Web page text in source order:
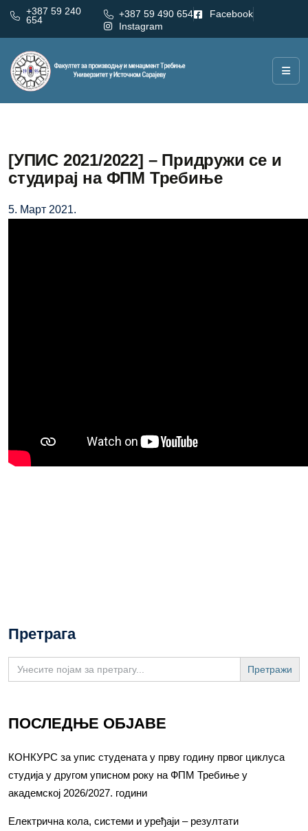
+387 59 240
654
+387 59 490 654
Facebook
Instagram
[УПИС 2021/2022] – Придружи се и
студирај на ФПМ Требиње
5. Март 2021.
Претрага
Search
for:
ПОСЛЕДЊЕ ОБЈАВЕ
КОНКУРС за упис студената у прву годину првог циклуса
студија у другом уписном року на ФПМ Требиње у
академској 2026/2027. години
Електрична кола, системи и уређаји – резултати